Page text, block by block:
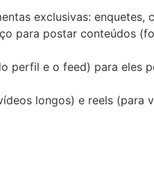
exclusivas: enquetes,
para postar conteúdos
perfil e o feed) para eles
longos) e reels (para